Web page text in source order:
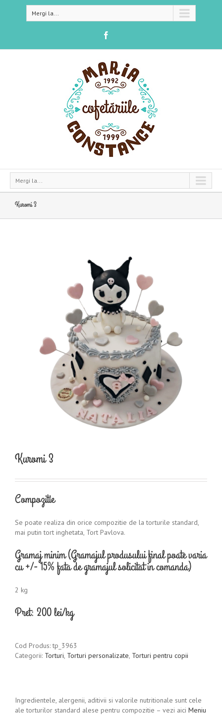
Mergi la...
Mergi la...
Kuromi 3
Kuromi 3
Compozitie
Se poate realiza din orice compozitie de la torturile standard,
mai putin tort inghetata, Tort Pavlova.
Gramaj minim (Gramajul produsului final poate varia
cu +/- 15% fata de gramajul solicitat in comanda)
2 kg
Pret: 200 lei/kg
Cod Produs:tp_3963
Categorii: Torturi, Torturi personalizate, Torturi pentru copii
Ingredientele, alergenii, aditivii si valorile nutritionale sunt cele
ale torturilor standard alese pentru compozitie – vezi aici Meniu